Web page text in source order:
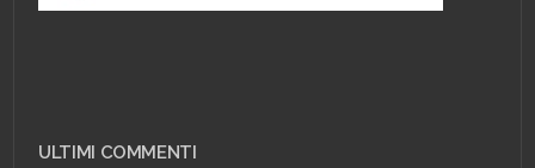
ULTIMI COMMENTI